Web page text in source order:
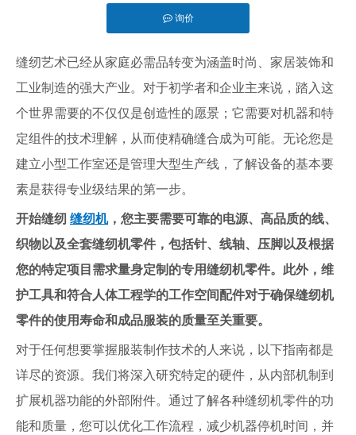
询价
缝纫艺术已经从家庭必需品转变为涵盖时尚、家居装饰和
工业制造的强大产业。对于初学者和企业主来说，踏入这
个世界需要的不仅仅是创造性的愿景；它需要对机器和特
定组件的技术理解，从而使精确缝合成为可能。无论您是
建立小型工作室还是管理大型生产线，了解设备的基本要
素是获得专业级结果的第一步。
开始缝纫 缝纫机，您主要需要可靠的电源、高品质的线、
织物以及全套缝纫机零件，包括针、线轴、压脚以及根据
您的特定项目需求量身定制的专用缝纫机零件。此外，维
护工具和符合人体工程学的工作空间配件对于确保缝纫机
零件的使用寿命和成品服装的质量至关重要。
对于任何想要掌握服装制作技术的人来说，以下指南都是
详尽的资源。我们将深入研究特定的硬件，从内部机制到
扩展机器功能的外部附件。通过了解各种缝纫机零件的功
能和质量，您可以优化工作流程，减少机器停机时间，并